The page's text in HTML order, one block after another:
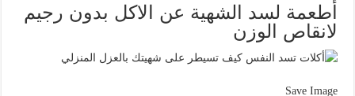
أطعمة لسد الشهية عن الاكل بدون رجيم
لانقاص الوزن
Save Image